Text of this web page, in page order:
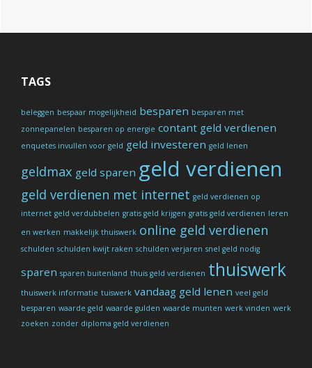
TAGS
beleggen bespaar mogelijkheid besparen besparen met
zonnepanelen besparen op energie contant geld verdienen
enquetes invullen voor geld geld investeren geld lenen
geldmax geld sparen geld verdienen
geld verdienen met internet geld verdienen op
internet geld verdubbelen gratis geld krijgen gratis geld verdienen leren
en werken makkelijk thuiswerk online geld verdienen
schulden schulden kwijt raken schulden verjaren snel geld nodig
sparen sparen buitenland thuis geld verdienen thuiswerk
thuiswerk informatie tuiswerk vandaag geld lenen veel geld
besparen waarde geld waarde gulden waarde munten werk vinden werk
zoeken zonder diploma geld verdienen